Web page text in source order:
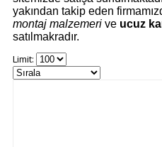
yakından takip eden
montaj malzemeri ve ucuz
satılmakradır.
Limit: